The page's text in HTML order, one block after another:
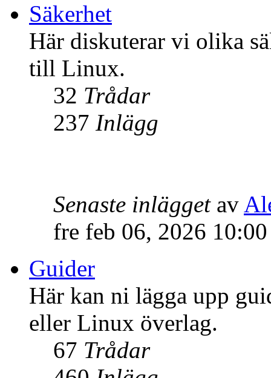
Säkerhet
Här diskuterar vi olika
till Linux.
32 Trådar
237 Inlägg
Senaste inläggetav
fre feb 06, 2026
Guider
Här kan ni lägga upp
eller Linux överlag.
67 Trådar